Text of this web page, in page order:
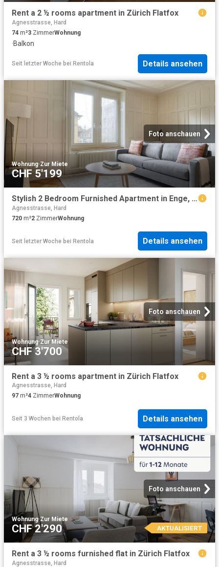
Rent a 2 ½ rooms apartment in Zürich Flatfox
Agnesstrasse, Hard
74 m²3 ZimmerWohnung
·Balkon
Seit letzter Woche bei Rentola Details ansehen
Foto anschauen
Wohnung·Zur Miete
CHF 5'199
Stylish 2 Bedroom Furnished Apartment in Enge, Zurich Amsterdam Apartments for Rent
Agnesstrasse, Hard
720 m²2 ZimmerWohnung
Seit letzter Woche bei Rentola Details ansehen
Foto anschauen
Wohnung·Zur Miete
CHF 3'700
Rent a 3 ½ rooms apartment in Zürich Flatfox
Agnesstrasse, Hard
97 m²4 ZimmerWohnung
Seit 3 Wochen bei Rentola Details ansehen
Foto anschauen
Wohnung·Zur Miete
CHF 2'290 AKTUALISIERT
Rent a 3 ½ rooms furnished flat in Zürich Flatfox
Agnesstrasse, Hard